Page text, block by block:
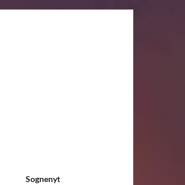
Sognenyt